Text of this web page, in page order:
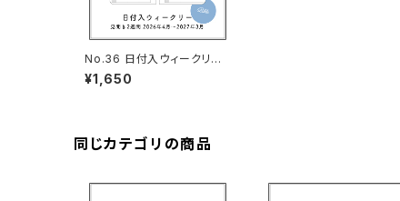
No.36 日付入ウィークリー
（見開き2週間・バイブルサイ
ズ）
¥1,650
同じカテゴリの商品